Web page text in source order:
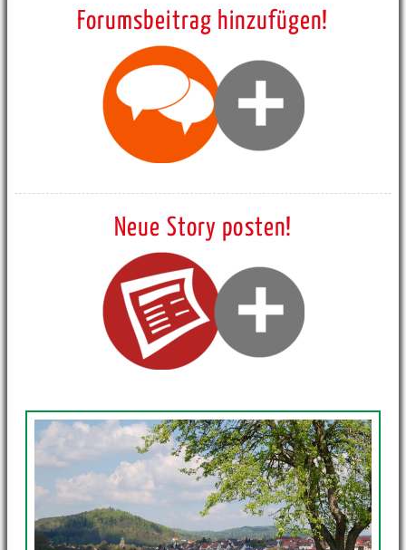
Forumsbeitrag hinzufügen!
Neue Story posten!